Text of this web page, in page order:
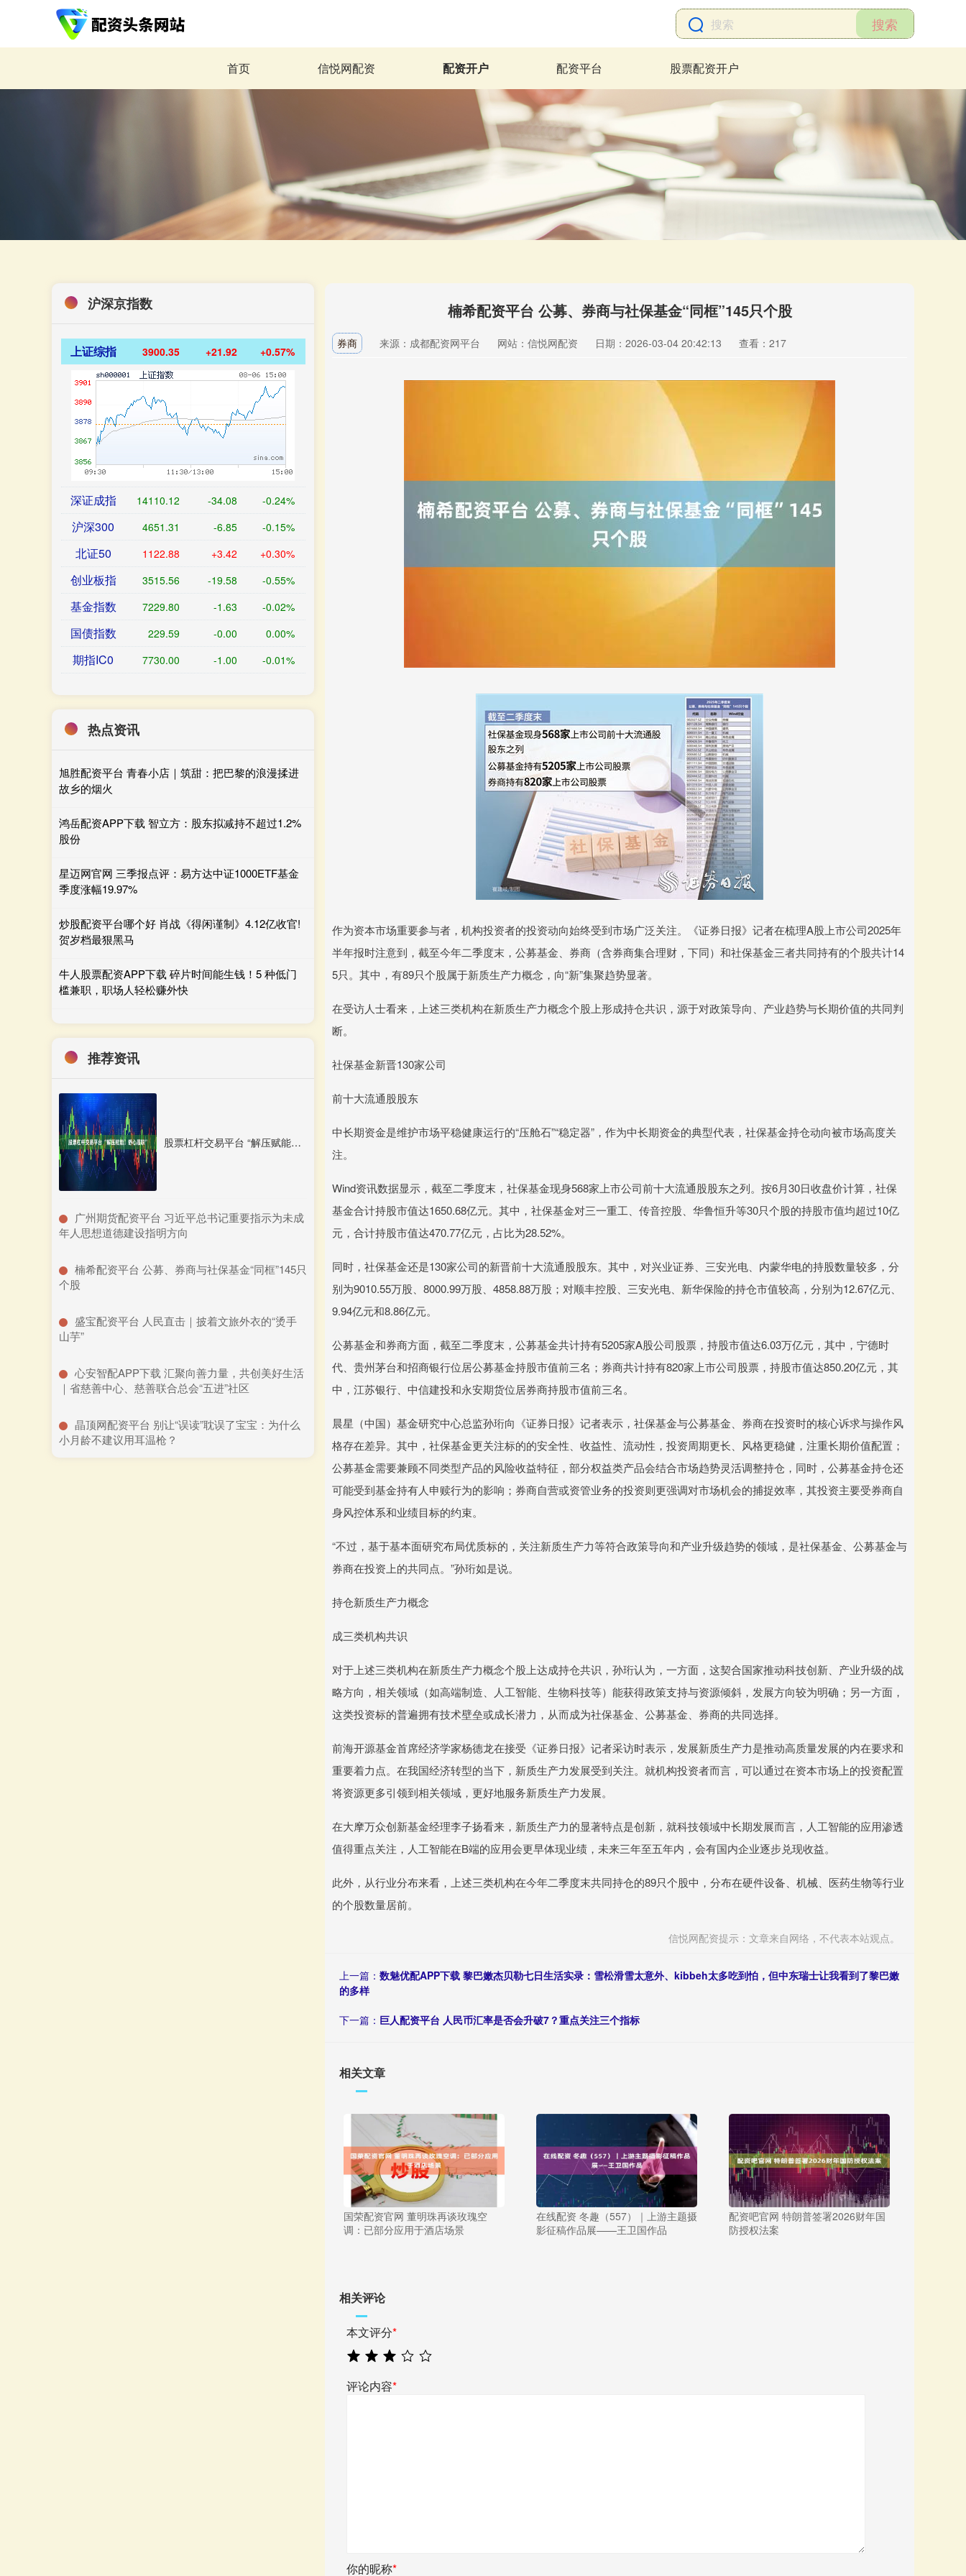
搜索
首页 信悦网配资 配资开户 配资平台 股票配资开户
楠希配资平台 公募、券商与社保基金“同框”145只个股
券商 来源：成都配资网平台 网站：信悦网配资 日期：2026-03-04 20:42:13 查看：217
作为资本市场重要参与者，机构投资者的投资动向始终受到市场广泛关注。《证券日报》记者在梳理A股上市公司2025年
半年报时注意到，截至今年二季度末，公募基金、券商（含券商集合理财，下同）和社保基金三者共同持有的个股共计14
5只。其中，有89只个股属于新质生产力概念，向“新”集聚趋势显著。
在受访人士看来，上述三类机构在新质生产力概念个股上形成持仓共识，源于对政策导向、产业趋势与长期价值的共同判
断。
社保基金新晋130家公司
前十大流通股股东
中长期资金是维护市场平稳健康运行的“压舱石”“稳定器”，作为中长期资金的典型代表，社保基金持仓动向被市场高度关
注。
Wind资讯数据显示，截至二季度末，社保基金现身568家上市公司前十大流通股股东之列。按6月30日收盘价计算，社保
基金合计持股市值达1650.68亿元。其中，社保基金对三一重工、传音控股、华鲁恒升等30只个股的持股市值均超过10亿
元，合计持股市值达470.77亿元，占比为28.52%。
同时，社保基金还是130家公司的新晋前十大流通股股东。其中，对兴业证券、三安光电、内蒙华电的持股数量较多，分
别为9010.55万股、8000.99万股、4858.88万股；对顺丰控股、三安光电、新华保险的持仓市值较高，分别为12.67亿元、
9.94亿元和8.86亿元。
公募基金和券商方面，截至二季度末，公募基金共计持有5205家A股公司股票，持股市值达6.03万亿元，其中，宁德时
代、贵州茅台和招商银行位居公募基金持股市值前三名；券商共计持有820家上市公司股票，持股市值达850.20亿元，其
中，江苏银行、中信建投和永安期货位居券商持股市值前三名。
晨星（中国）基金研究中心总监孙珩向《证券日报》记者表示，社保基金与公募基金、券商在投资时的核心诉求与操作风
格存在差异。其中，社保基金更关注标的的安全性、收益性、流动性，投资周期更长、风格更稳健，注重长期价值配置；
公募基金需要兼顾不同类型产品的风险收益特征，部分权益类产品会结合市场趋势灵活调整持仓，同时，公募基金持仓还
可能受到基金持有人申赎行为的影响；券商自营或资管业务的投资则更强调对市场机会的捕捉效率，其投资主要受券商自
身风控体系和业绩目标的约束。
“不过，基于基本面研究布局优质标的，关注新质生产力等符合政策导向和产业升级趋势的领域，是社保基金、公募基金与
券商在投资上的共同点。”孙珩如是说。
持仓新质生产力概念
成三类机构共识
对于上述三类机构在新质生产力概念个股上达成持仓共识，孙珩认为，一方面，这契合国家推动科技创新、产业升级的战
略方向，相关领域（如高端制造、人工智能、生物科技等）能获得政策支持与资源倾斜，发展方向较为明确；另一方面，
这类投资标的普遍拥有技术壁垒或成长潜力，从而成为社保基金、公募基金、券商的共同选择。
前海开源基金首席经济学家杨德龙在接受《证券日报》记者采访时表示，发展新质生产力是推动高质量发展的内在要求和
重要着力点。在我国经济转型的当下，新质生产力发展受到关注。就机构投资者而言，可以通过在资本市场上的投资配置
将资源更多引领到相关领域，更好地服务新质生产力发展。
在大摩万众创新基金经理李子扬看来，新质生产力的显著特点是创新，就科技领域中长期发展而言，人工智能的应用渗透
值得重点关注，人工智能在B端的应用会更早体现业绩，未来三年至五年内，会有国内企业逐步兑现收益。
此外，从行业分布来看，上述三类机构在今年二季度末共同持仓的89只个股中，分布在硬件设备、机械、医药生物等行业
的个股数量居前。
信悦网配资提示：文章来自网络，不代表本站观点。
上一篇： 数魅优配APP下载 黎巴嫩杰贝勒七日生活实录：雪松滑雪太意外、kibbeh太多吃到怕，但中东瑞士让我看到了黎巴嫩
的多样
下一篇： 巨人配资平台 人民币汇率是否会升破7？重点关注三个指标
相关文章
国荣配资官网 董明珠再谈玫瑰空
调：已部分应用于酒店场景
在线配资 冬趣（557）｜上游主题摄
影征稿作品展——王卫国作品
配资吧官网 特朗普签署2026财年国
防授权法案
相关评论
本文评分*
评论内容*
你的昵称*
沪深京指数
上证综指 3900.35 +21.92 +0.57%
深证成指 14110.12 -34.08 -0.24%
沪深300 4651.31 -6.85 -0.15%
北证50 1122.88 +3.42 +0.30%
创业板指 3515.56 -19.58 -0.55%
基金指数 7229.80 -1.63 -0.02%
国债指数 229.59 -0.00 0.00%
期指IC0 7730.00 -1.00 -0.01%
热点资讯
旭胜配资平台 青春小店｜筑甜：把巴黎的浪漫揉进
故乡的烟火
鸿岳配资APP下载 智立方：股东拟减持不超过1.2%
股份
星迈网官网 三季报点评：易方达中证1000ETF基金
季度涨幅19.97%
炒股配资平台哪个好 肖战《得闲谨制》4.12亿收官!
贺岁档最狠黑马
牛人股票配资APP下载 碎片时间能生钱！5 种低门
槛兼职，职场人轻松赚外快
推荐资讯
股票杠杆交易平台 “解压赋能・舒心履职”
​广州期货配资平台 习近平总书记重要指示为未成
年人思想道德建设指明方向
​楠希配资平台 公募、券商与社保基金“同框”145只
个股
​盛宝配资平台 人民直击｜披着文旅外衣的“烫手
山芋”
​心安智配APP下载 汇聚向善力量，共创美好生活
｜省慈善中心、慈善联合总会“五进”社区
​晶顶网配资平台 别让“误读”耽误了宝宝：为什么
小月龄不建议用耳温枪？